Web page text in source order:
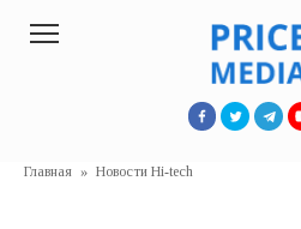
Главная » Новости Hi-tech